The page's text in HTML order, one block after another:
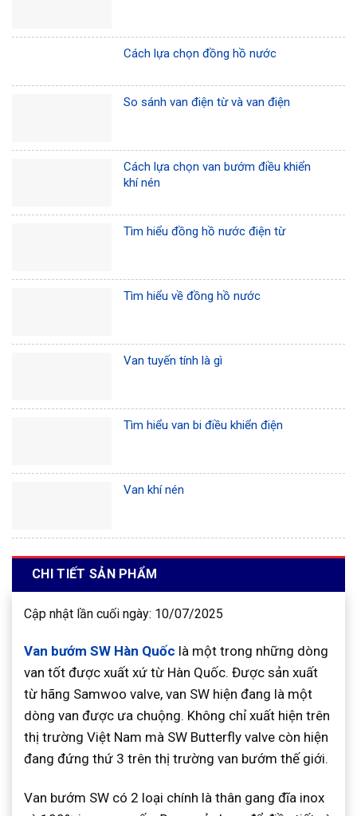
Cách lựa chọn đồng hồ nước
So sánh van điện từ và van điện
Cách lựa chọn van bướm điều khiển
khí nén
Tìm hiểu đồng hồ nước điện từ
Tìm hiểu về đồng hồ nước
Van tuyến tính là gì
Tìm hiểu van bi điều khiển điện
Van khí nén
CHI TIẾT SẢN PHẨM
Cập nhật lần cuối ngày: 10/07/2025
Van bướm SW Hàn Quốc là một trong những dòng
van tốt được xuất xứ từ Hàn Quốc. Được sản xuất
từ hãng Samwoo valve, van SW hiện đang là một
dòng van được ưa chuộng. Không chỉ xuất hiện trên
thị trường Việt Nam mà SW Butterfly valve còn hiện
đang đứng thứ 3 trên thị trường van bướm thế giới.
Van bướm SW có 2 loại chính là thân gang đĩa inox